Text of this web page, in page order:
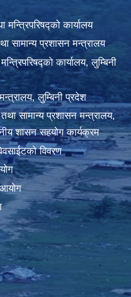
मन्त्रिपरिषद्को कार्यालय
सामान्य प्रशासन मन्त्रालय
कार्यालय, लुम्बिनी
लुम्बिनी प्रदेश
सामान्य प्रशासन मन्त्रालय,
शासन सहयोग कार्यक्रम
विवरण
आयोग